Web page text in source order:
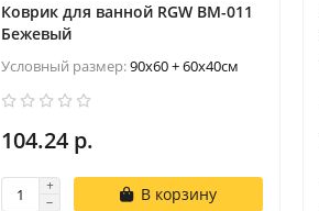
Коврик для ванной RGW BM-011
Бежевый
Условный размер:90x60 + 60x40см
104.24 р.
В корзину